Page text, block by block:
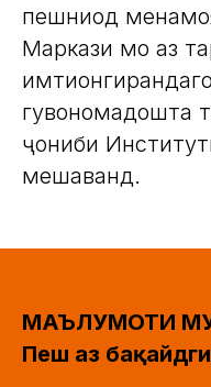
пешниҳод
Маркази мо аз
гувоҳномадошта
ҷониби
мешаванд.
МАЪЛУМОТИ
Пеш аз